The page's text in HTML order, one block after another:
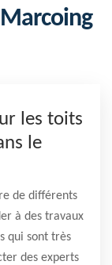
les toits
le
de différents
à des travaux
qui sont très
des experts